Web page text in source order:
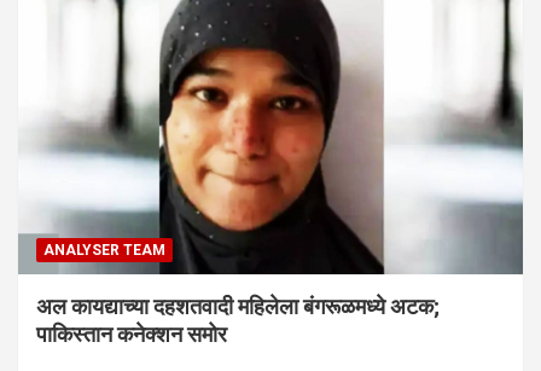
ANALYSER TEAM
अल कायद्याच्या दहशतवादी महिलेला बंगरूळमध्ये अटक;
पाकिस्तान कनेक्शन समोर